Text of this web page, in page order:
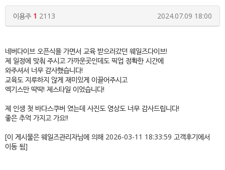
이용주 1 2113 2024.07.09 18:00
네버다이브 오픈식을 가면서 교육 받으러갔던 웨일즈다이브!
제 일정에 맞춰 주시고 가까운곳인데도 픽업 정확한 시간에
와주셔서 너무 감사했습니다!
교육도 지루하지 않게 재미있게 이끌어주시고
엑기스만 딱딱! 제스타일 이었습니다!
제 인생 첫 바다스쿠버 였는데 사진도 영상도 너무 감사드립니다!
좋은 추억 가지고 가요!!
[이 게시물은 웨일즈관리자님에 의해 2026-03-11 18:33:59 고객후기에서
이동 됨]